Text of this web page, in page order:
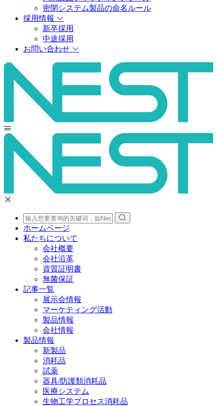
密閉システム製品の命名ルール
採用情報
新卒採用
中途採用
お問い合わせ
ホームページ
私たちについて
会社概要
会社沿革
資質証明書
無菌保証
記事一覧
展示会情報
マーケティング活動
製品情報
会社情報
製品情報
新製品
消耗品
試薬
器具/防護類消耗品
医療システム
生物工学プロセス消耗品